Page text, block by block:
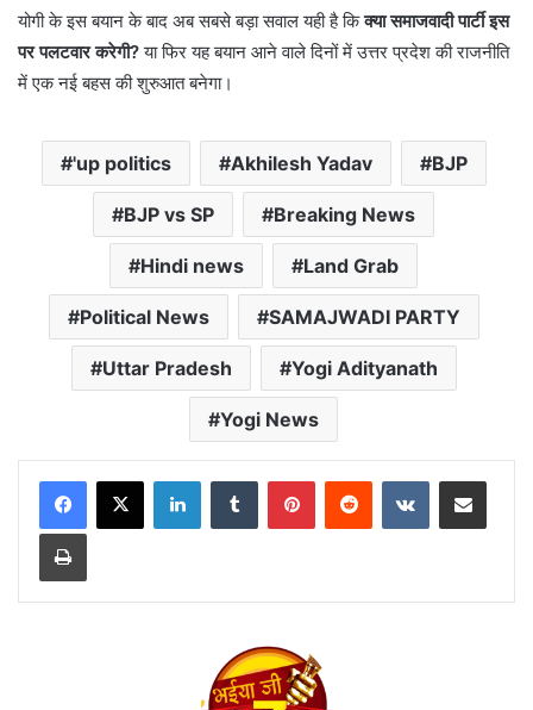
योगी के इस बयान के बाद अब सबसे बड़ा सवाल यही है किक्या समाजवादी पार्टी इस
पर पलटवार करेगी?या फिर यह बयान आने वाले दिनों में उत्तर प्रदेश की राजनीति
में एक नई बहस की शुरुआत बनेगा।
'up politics Akhilesh Yadav BJP
BJP vs SP Breaking News
Hindi news Land Grab
Political News SAMAJWADI PARTY
Uttar Pradesh Yogi Adityanath
Yogi News
LinkedInTumblr PinterestReddit VKontakteShare via Email
Print